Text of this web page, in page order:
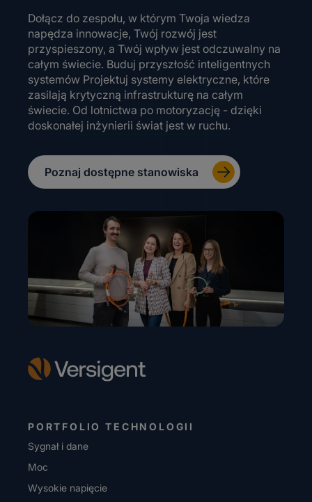
Dołącz do zespołu, w którym Twoja wiedza
napędza innowacje, Twój rozwój jest
przyspieszony, a Twój wpływ jest odczuwalny na
całym świecie. Buduj przyszłość inteligentnych
systemów Projektuj systemy elektryczne, które
zasilają krytyczną infrastrukturę na całym
świecie. Od lotnictwa po motoryzację - dzięki
doskonałej inżynierii świat jest w ruchu.
Poznaj dostępne stanowiska
PORTFOLIO TECHNOLOGII
Sygnał i dane
Moc
Wysokie napięcie